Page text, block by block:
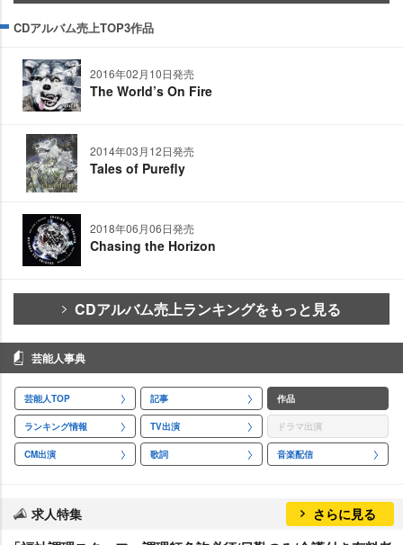
CDアルバム売上TOP3作品
2016年02月10日発売
The World’s On Fire
2014年03月12日発売
Tales of Purefly
2018年06月06日発売
Chasing the Horizon
CDアルバム売上ランキングをもっと見る
芸能人事典
芸能人TOP 記事 作品
ランキング情報 TV出演 ドラマ出演
CM出演 歌詞 音楽配信
求人特集 さらに見る